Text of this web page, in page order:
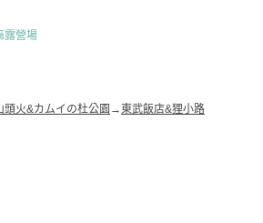
露營場
頭火&カムイの杜公園 → 東武飯店&狸小路